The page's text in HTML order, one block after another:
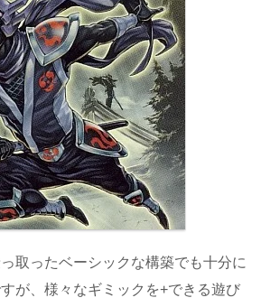
取ったベーシックな構築でも十分に
が、様々なギミックを+できる遊び